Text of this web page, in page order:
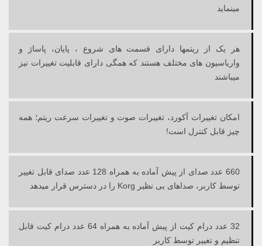
مینماید
هر یک از ریتم‏ها دارای قسمت های شروع ، پایان، پاساژ و
واریاسیون های مختلف هستند که همگی دارای قابلیت تغییرات نیز
میباشند
امکان تغییرات آکورد، تغییرات صوت و تغییرات سرعت ریتم؛ همه
چیز قابل کنترل است!
660 عدد صدای از پیش آماده به همراه 128 عدد صدای قابل تغییر
توسط کاربر، صداهای بی‏ نظیر Korg را در دسترس قرار میدهد
32 عدد درام کیت از پیش آماده به همراه 64 عدد درام کیت قابل
تنظیم و تغییر توسط کاربر